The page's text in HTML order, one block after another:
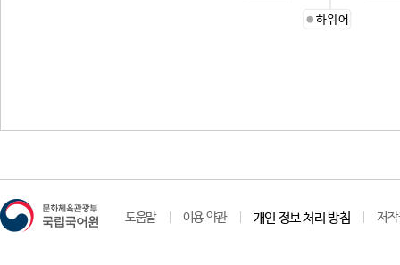
하위어
도움말 이용 약관 개인 정보 처리 방침 저